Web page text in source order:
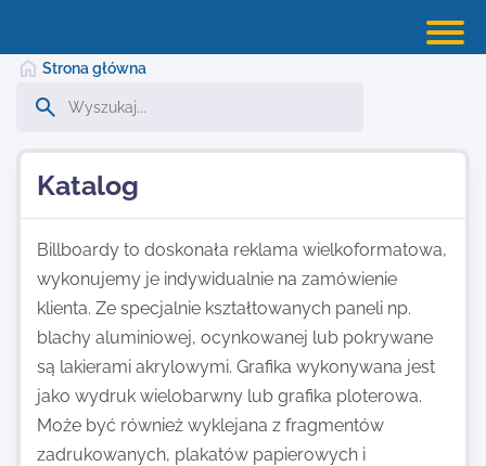
Dodaj stronę
Najnowsze
Kontakt
Strona główna
Katalog
Billboardy to doskonała reklama wielkoformatowa,
wykonujemy je indywidualnie na zamówienie
klienta. Ze specjalnie kształtowanych paneli np.
blachy aluminiowej, ocynkowanej lub pokrywane
są lakierami akrylowymi. Grafika wykonywana jest
jako wydruk wielobarwny lub grafika ploterowa.
Może być również wyklejana z fragmentów
zadrukowanych, plakatów papierowych i